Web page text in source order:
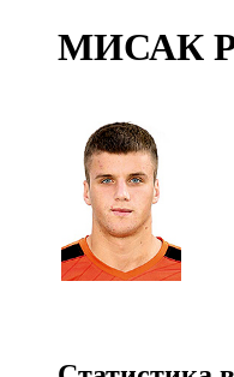
МИСАК